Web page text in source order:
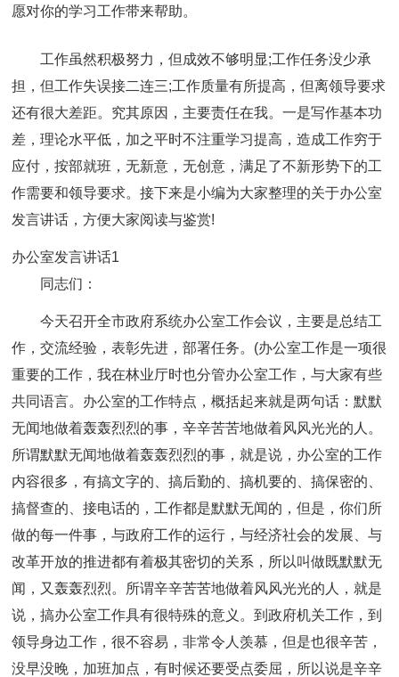
愿对你的学习工作带来帮助。
工作虽然积极努力，但成效不够明显;工作任务没少承
担，但工作失误接二连三;工作质量有所提高，但离领导要求
还有很大差距。究其原因，主要责任在我。一是写作基本功
差，理论水平低，加之平时不注重学习提高，造成工作穷于
应付，按部就班，无新意，无创意，满足了不新形势下的工
作需要和领导要求。接下来是小编为大家整理的关于办公室
发言讲话，方便大家阅读与鉴赏!
办公室发言讲话1
同志们：
今天召开全市政府系统办公室工作会议，主要是总结工
作，交流经验，表彰先进，部署任务。(办公室工作是一项很
重要的工作，我在林业厅时也分管办公室工作，与大家有些
共同语言。办公室的工作特点，概括起来就是两句话：默默
无闻地做着轰轰烈烈的事，辛辛苦苦地做着风风光光的人。
所谓默默无闻地做着轰轰烈烈的事，就是说，办公室的工作
内容很多，有搞文字的、搞后勤的、搞机要的、搞保密的、
搞督查的、接电话的，工作都是默默无闻的，但是，你们所
做的每一件事，与政府工作的运行，与经济社会的发展、与
改革开放的推进都有着极其密切的关系，所以叫做既默默无
闻，又轰轰烈烈。所谓辛辛苦苦地做着风风光光的人，就是
说，搞办公室工作具有很特殊的意义。到政府机关工作，到
领导身边工作，很不容易，非常令人羡慕，但是也很辛苦，
没早没晚，加班加点，有时候还要受点委屈，所以说是辛辛